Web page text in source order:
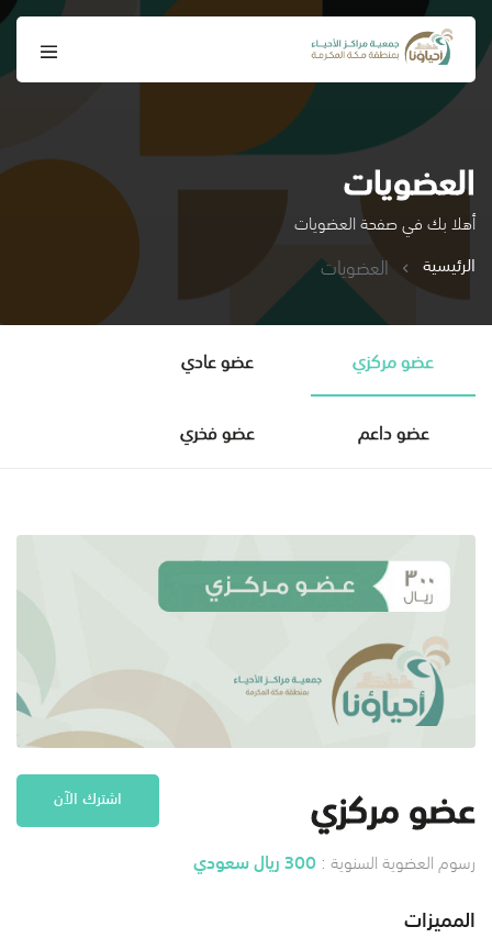
العضويات
أهلا بك في صفحة العضويات
الرئيسية
العضويات
عضو مركزي عضو عادي
عضو داعم عضو فخري
عضو مركزي اشترك الآن
رسوم العضوية السنوية : 300 ريال سعودي
المميزات